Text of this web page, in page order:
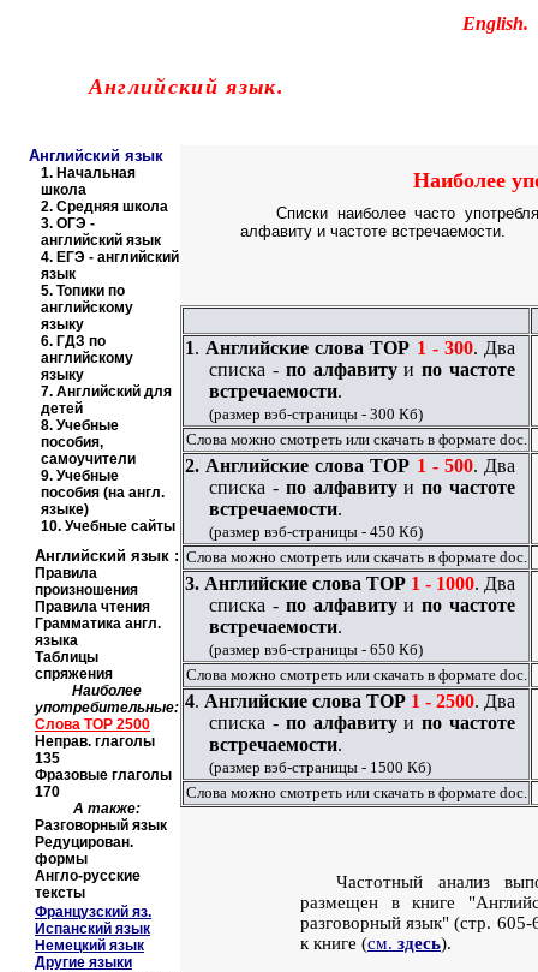
English.
-Английский язык.
Английский язык
1. Начальная
школа
2. Средняя школа
3. ОГЭ -
английский язык
4. ЕГЭ - английский
язык
5. Топики по
английскому
языку
6. ГДЗ по
английскому
языку
7. Английский для
детей
8. Учебные
пособия,
самоучители
9. Учебные
пособия (на англ.
языке)
10. Учебные сайты
Наиболее
Списки наиболее часто
алфавиту и частоте встречаемости.
1. Английские словаTOP 1 - 300. Два
списка - по алфавитуипо частоте
встречаемости.
(размер вэб-страницы - 300 Кб)
Слова можно смотреть или скачать в формате doc.
2. Английские словаTOP 1 - 500. Два
списка - по алфавитуипо частоте
встречаемости.
(размер вэб-страницы - 450 Кб)
Слова можно смотреть или скачать в формате doc.
3. Английские слова TOP 1 - 1000. Два
списка - по алфавитуипо частоте
встречаемости.
(размер вэб-страницы - 650 Кб)
Слова можно смотреть или скачать в формате doc.
4. Английские слова TOP 1 - 2500. Два
списка - по алфавитуипо частоте
встречаемости.
(размер вэб-страницы - 1500 Кб)
Слова можно смотреть или скачать в формате doc.
Частотный анализ
размещен в книге
разговорный язык" (стр.
к книге (см. здесь).
Английский язык :
Правила
произношения
Правила чтения
Грамматика англ.
языка
Таблицы
спряжения
Наиболее
употребительные:
Слова TOP 2500
Неправ. глаголы
135
Фразовые глаголы
170
А также:
Разговорный язык
Редуцирован.
формы
Англо-русские
тексты
Французский яз.
Испанский язык
Немецкий язык
Другие языки